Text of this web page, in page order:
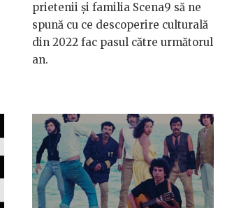
prietenii și familia Scena9 să ne
spună cu ce descoperire culturală
din 2022 fac pasul către următorul
an.